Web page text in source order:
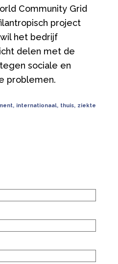
Community Grid
project
het bedrijf
delen met de
sociale en
problemen.
, internationaal, thuis, ziekte